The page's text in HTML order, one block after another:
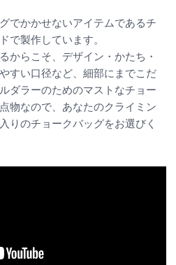
でかかせないアイテムであるチ
で製作しています。
からこそ、デザイン・かたち・
すい口径など、細部にまでこだ
ダラーのためのマストなチョー
物なので、あなたのクライミン
りのチョークバッグをお選びく